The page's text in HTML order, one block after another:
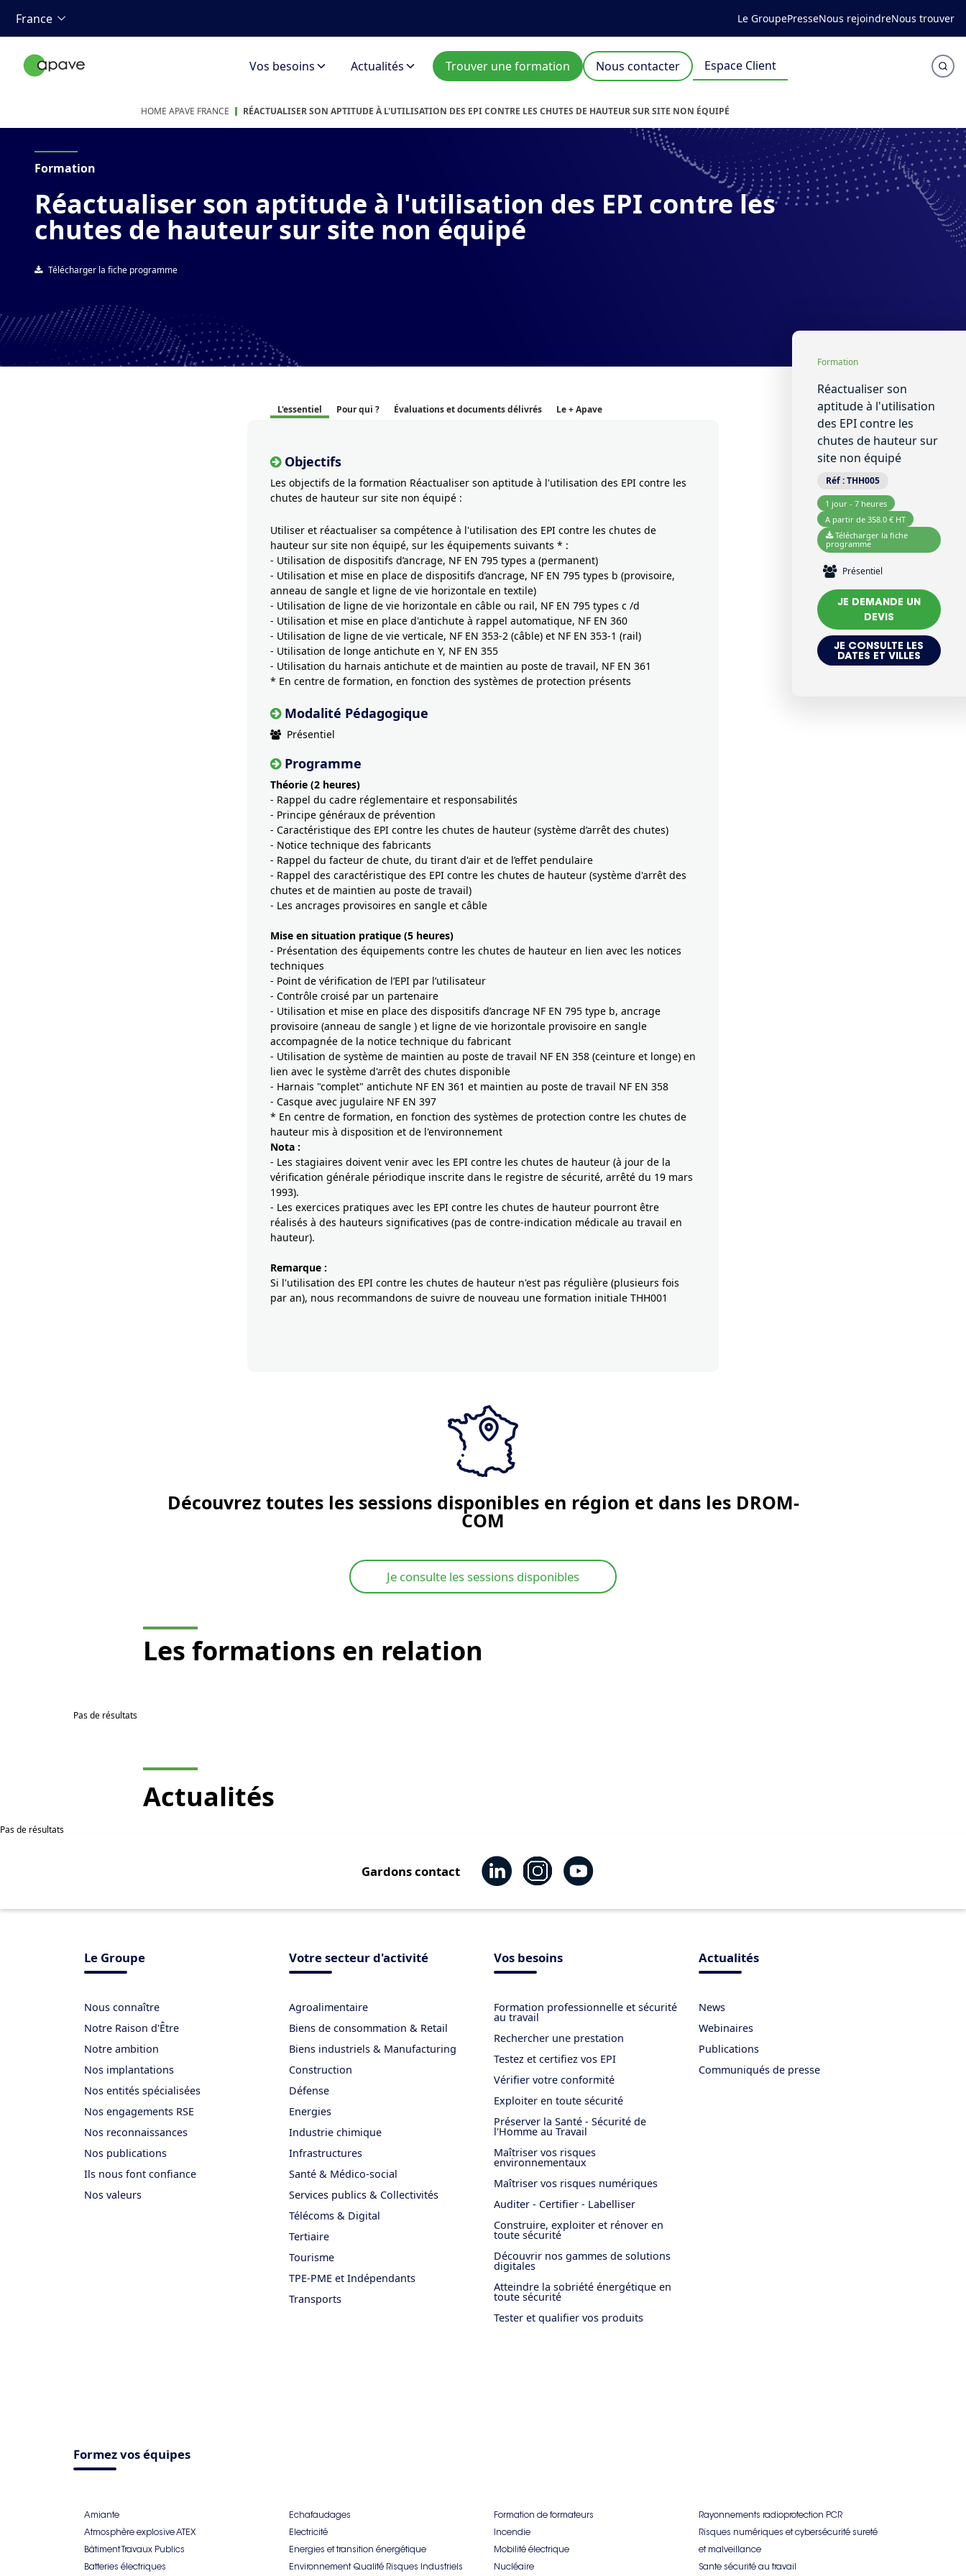
France Le GroupePresseNous rejoindreNous trouver
Vos besoins Actualités Trouver une formation Nous contacter Espace Client
HOME APAVE FRANCE RÉACTUALISER SON APTITUDE À L'UTILISATION DES EPI CONTRE LES CHUTES DE HAUTEUR SUR SITE NON ÉQUIPÉ
Formation
Réactualiser son aptitude à l'utilisation des EPI contre les
chutes de hauteur sur site non équipé
Télécharger la fiche programme
L'essentiel Pour qui ? Évaluations et documents délivrés Le + Apave
Objectifs
Les objectifs de la formation Réactualiser son aptitude à l'utilisation des EPI contre les
chutes de hauteur sur site non équipé :
Utiliser et réactualiser sa compétence à l'utilisation des EPI contre les chutes de
hauteur sur site non équipé, sur les équipements suivants * :
- Utilisation de dispositifs d’ancrage, NF EN 795 types a (permanent)
- Utilisation et mise en place de dispositifs d’ancrage, NF EN 795 types b (provisoire,
anneau de sangle et ligne de vie horizontale en textile)
- Utilisation de ligne de vie horizontale en câble ou rail, NF EN 795 types c /d
- Utilisation et mise en place d'antichute à rappel automatique, NF EN 360
- Utilisation de ligne de vie verticale, NF EN 353-2 (câble) et NF EN 353-1 (rail)
- Utilisation de longe antichute en Y, NF EN 355
- Utilisation du harnais antichute et de maintien au poste de travail, NF EN 361
* En centre de formation, en fonction des systèmes de protection présents
Modalité Pédagogique
Présentiel
Programme
Théorie (2 heures)
- Rappel du cadre réglementaire et responsabilités
- Principe généraux de prévention
- Caractéristique des EPI contre les chutes de hauteur (système d’arrêt des chutes)
- Notice technique des fabricants
- Rappel du facteur de chute, du tirant d'air et de l’effet pendulaire
- Rappel des caractéristique des EPI contre les chutes de hauteur (système d'arrêt des
chutes et de maintien au poste de travail)
- Les ancrages provisoires en sangle et câble
Mise en situation pratique (5 heures)
- Présentation des équipements contre les chutes de hauteur en lien avec les notices
techniques
- Point de vérification de l’EPI par l’utilisateur
- Contrôle croisé par un partenaire
- Utilisation et mise en place des dispositifs d’ancrage NF EN 795 type b, ancrage
provisoire (anneau de sangle ) et ligne de vie horizontale provisoire en sangle
accompagnée de la notice technique du fabricant
- Utilisation de système de maintien au poste de travail NF EN 358 (ceinture et longe) en
lien avec le système d'arrêt des chutes disponible
- Harnais "complet" antichute NF EN 361 et maintien au poste de travail NF EN 358
- Casque avec jugulaire NF EN 397
* En centre de formation, en fonction des systèmes de protection contre les chutes de
hauteur mis à disposition et de l'environnement
Nota :
- Les stagiaires doivent venir avec les EPI contre les chutes de hauteur (à jour de la
vérification générale périodique inscrite dans le registre de sécurité, arrêté du 19 mars
1993).
- Les exercices pratiques avec les EPI contre les chutes de hauteur pourront être
réalisés à des hauteurs significatives (pas de contre-indication médicale au travail en
hauteur).
Remarque :
Si l'utilisation des EPI contre les chutes de hauteur n'est pas régulière (plusieurs fois
par an), nous recommandons de suivre de nouveau une formation initiale THH001
Formation
Réactualiser son
aptitude à l'utilisation
des EPI contre les
chutes de hauteur sur
site non équipé
Réf :THH005
1 jour - 7 heures
A partir de 358.0 € HT
Télécharger la fiche
programme
Présentiel
JE DEMANDE UN
DEVIS
JE CONSULTE LES
DATES ET VILLES
Découvrez toutes les sessions disponibles en région et dans les DROM-
COM
Je consulte les sessions disponibles
Les formations en relation
Pas de résultats
Actualités
Pas de résultats
Gardons contact
Le Groupe
Nous connaître
Notre Raison d'Être
Notre ambition
Nos implantations
Nos entités spécialisées
Nos engagements RSE
Nos reconnaissances
Nos publications
Ils nous font confiance
Nos valeurs
Votre secteur d'activité
Agroalimentaire
Biens de consommation & Retail
Biens industriels & Manufacturing
Construction
Défense
Energies
Industrie chimique
Infrastructures
Santé & Médico-social
Services publics & Collectivités
Télécoms & Digital
Tertiaire
Tourisme
TPE-PME et Indépendants
Transports
Vos besoins
Formation professionnelle et sécurité
au travail
Rechercher une prestation
Testez et certifiez vos EPI
Vérifier votre conformité
Exploiter en toute sécurité
Préserver la Santé - Sécurité de
l'Homme au Travail
Maîtriser vos risques
environnementaux
Maîtriser vos risques numériques
Auditer - Certifier - Labelliser
Construire, exploiter et rénover en
toute sécurité
Découvrir nos gammes de solutions
digitales
Atteindre la sobriété énergétique en
toute sécurité
Tester et qualifier vos produits
Actualités
News
Webinaires
Publications
Communiqués de presse
Formez vos équipes
Amiante
Atmosphère explosive ATEX
Bâtiment Travaux Publics
Batteries électriques
Echafaudages
Electricité
Energies et transition énergétique
Environnement Qualité Risques Industriels
Formation de formateurs
Incendie
Mobilité électrique
Nucléaire
Rayonnements radioprotection PCR
Risques numériques et cybersécurité sureté
et malveillance
Sante sécurité au travail